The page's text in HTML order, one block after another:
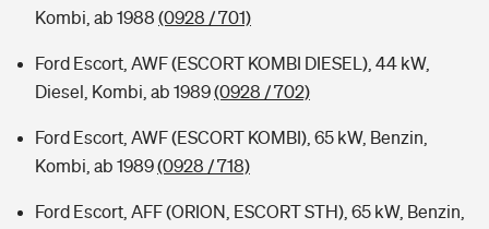
Kombi, ab 1988 (0928 / 701)
Ford Escort, AWF (ESCORT KOMBI DIESEL), 44 kW,
Diesel, Kombi, ab 1989(0928 / 702)
Ford Escort, AWF (ESCORT KOMBI), 65 kW, Benzin,
Kombi, ab 1989(0928 / 718)
Ford Escort, AFF (ORION, ESCORT STH), 65 kW, Benzin,